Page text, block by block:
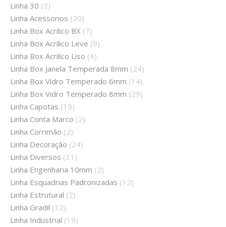
Linha 30 (2)
Linha Acessorios (20)
Linha Box Acrilico BX (7)
Linha Box Acrilico Leve (9)
Linha Box Acrilico Liso (4)
Linha Box Janela Temperada 8mm (24)
Linha Box Vidro Temperado 6mm (14)
Linha Box Vidro Temperado 8mm (29)
Linha Capotas (19)
Linha Conta Marco (2)
Linha Corrimão (2)
Linha Decoração (24)
Linha Diversos (31)
Linha Engenharia 10mm (2)
Linha Esquadrias Padronizadas (12)
Linha Estrutural (2)
Linha Gradil (12)
Linha Industrial (19)